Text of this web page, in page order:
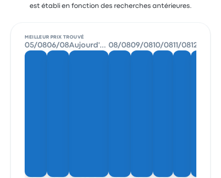
est établi en fonction des recherches antérieures.
MEILLEUR PRIX TROUVÉ
05/0806/08 Aujourd'hui 08/0809/0810/0811/0812/08